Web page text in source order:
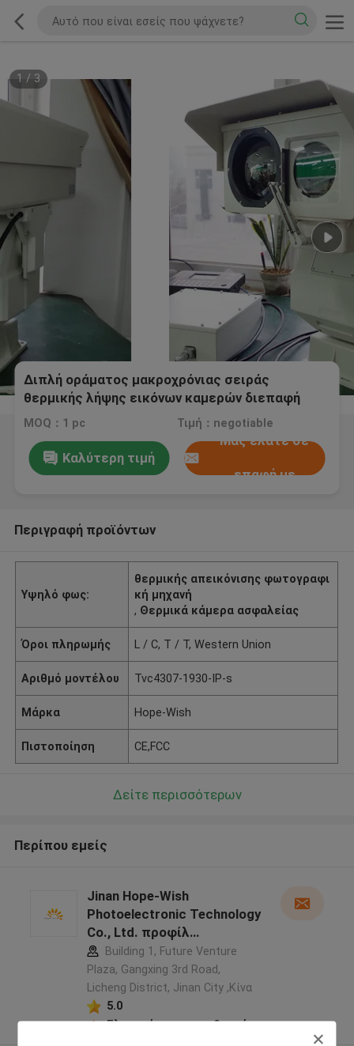
1 / 3
Διπλή οράματος μακροχρόνιας σειράς
θερμικής λήψης εικόνων καμερών διεπαφή
βουλωμάτων αεροπορίας αδιάβροχη
MOQ：1 pc Τιμή：negotiable
Καλύτερη τιμή
Μας ελάτε σε
επαφή με
Περιγραφή προϊόντων
Υψηλό φως:
θερμικής απεικόνισης φωτογραφι
κή μηχανή
, Θερμικά κάμερα ασφαλείας
Όροι πληρωμής L / C, T / T, Western Union
Αριθμό μοντέλου Tvc4307-1930-IP-s
Μάρκα Hope-Wish
Πιστοποίηση CE,FCC
Δείτε περισσότερων
Περίπου εμείς
Jinan Hope-Wish
Photoelectronic Technology
Co., Ltd. προφίλ
κατασκευαστή
Building 1, Future Venture
Plaza, Gangxing 3rd Road,
Licheng District, Jinan City ,Κίνα
5.0
Ελεγχμένος προμηθευτής